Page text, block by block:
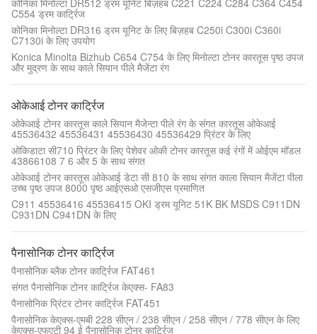
कोनिका मिनोल्टा DR512 ड्रम यूनिट बिज़हब C221 C224 C284 C364 C454
C554 ड्रम कार्ट्रिज
कोनिका मिनोल्टा DR316 ड्रम यूनिट के लिए बिज़हब C250i C300i C360i
C7130i के लिए उपयोग
Konica Minolta Bizhub C654 C754 के लिए मिनोल्टा टोनर कारतूस पृष्ठ उपज
और मुद्रण के साथ काले सियान पीले मैजेंटा रंग
ओकेआई टोनर कार्ट्रिज
ओकेआई टोनर कारतूस काले सियान मैजेन्टा पीले रंग के संगत कारतूस ओकेआई
45536432 45536431 45536430 45536429 प्रिंटर के लिए
ओकिडाटा सी710 प्रिंटर के लिए पेशेवर ओकी टोनर कारतूस कई रंगों में ओईएम मॉडल
43866108 7 6 और 5 के साथ संगत
ओकेआई टोनर कारतूस ओकेआई डेटा सी 810 के साथ संगत काला सियान मैजेंटा पीला
उच्च पृष्ठ उपज 8000 पृष्ठ आईएसओ एसजीएस प्रमाणित
C911 45536416 45536415 OKI ड्रम यूनिट 51K BK MSDS C911DN
C931DN C941DN के लिए
पैनासोनिक टोनर कार्ट्रिज
पैनासोनिक ब्लैक टोनर कार्ट्रिज FAT461
संगत पैनासोनिक टोनर कार्ट्रिज केएक्स- FA83
पैनासोनिक प्रिंटर टोनर कार्ट्रिज FAT451
पैनासोनिक केएक्स-एमबी 228 सीएन / 238 सीएन / 258 सीएन / 778 सीएन के लिए
केएक्स-एफएटी 94 ई पैनासोनिक टोनर कार्ट्रिज